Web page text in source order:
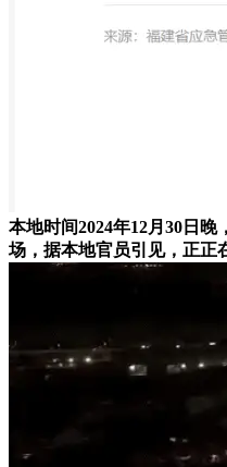
本地时间2024年12月30日
场，据本地官员引见，正正